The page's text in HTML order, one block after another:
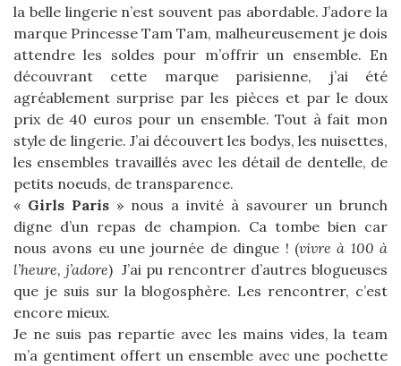
la belle lingerie n’est souvent pas abordable. J’adore la
marque Princesse Tam Tam, malheureusement je dois
attendre les soldes pour m’offrir un ensemble. En
découvrant cette marque parisienne, j’ai été
agréablement surprise par les pièces et par le doux
prix de 40 euros pour un ensemble. Tout à fait mon
style de lingerie. J’ai découvert les bodys, les nuisettes,
les ensembles travaillés avec les détail de dentelle, de
petits noeuds, de transparence.
« Girls Paris » nous a invité à savourer un brunch
digne d’un repas de champion. Ca tombe bien car
nous avons eu une journée de dingue ! (vivre à 100 à
l’heure, j’adore) J’ai pu rencontrer d’autres blogueuses
que je suis sur la blogosphère. Les rencontrer, c’est
encore mieux.
Je ne suis pas repartie avec les mains vides, la team
m’a gentiment offert un ensemble avec une pochette